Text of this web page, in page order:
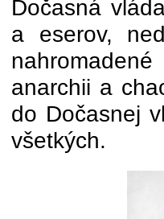
Dočasná
a eserov,
anarchii a
do Dočasnej
všetkých.